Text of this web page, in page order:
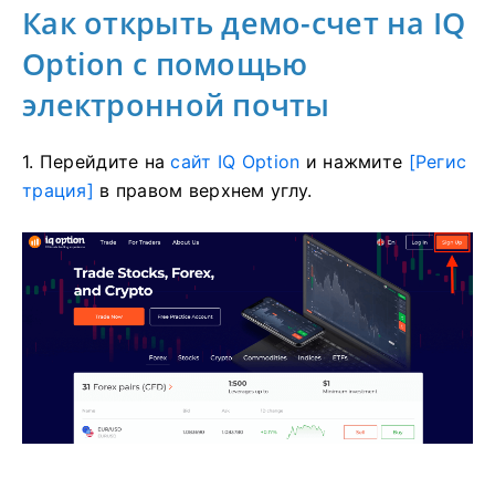
Как открыть демо-счет на IQ
Option с помощью
электронной почты
1. Перейдите насайт IQ Option и нажмите [Регис
трация] в правом верхнем углу.